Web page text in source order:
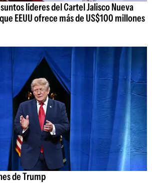
líderes del Cartel Jalisco Nueva
EEUU ofrece más de US$100 millones
de Trump